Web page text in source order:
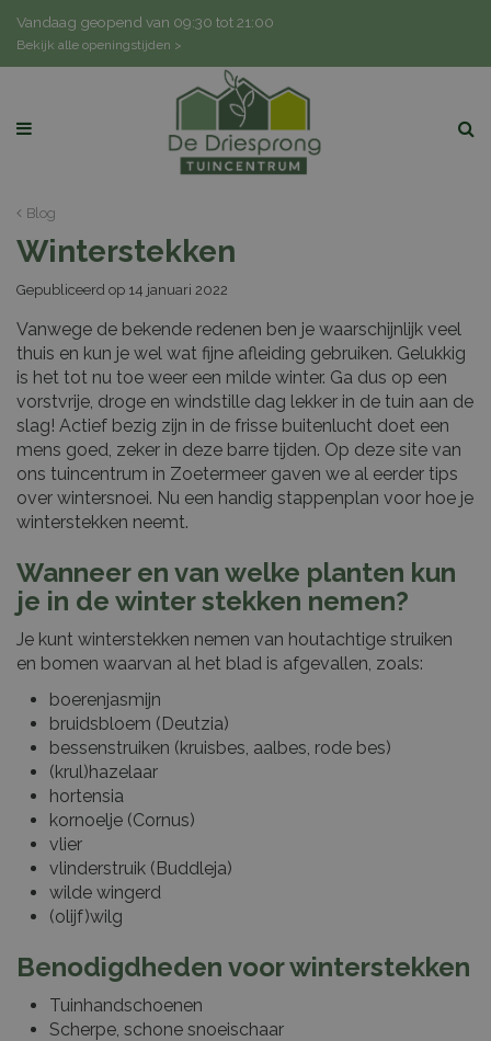
Blog
Vandaag geopend van 09:30 tot21:00
Bekijk alle openingstijden >
Winterstekken
Gepubliceerd op 14 januari 2022
Vanwege de bekende redenen ben je waarschijnlijk veel
thuis en kun je wel wat fijne afleiding gebruiken. Gelukkig
is het tot nu toe weer een milde winter. Ga dus op een
vorstvrije, droge en windstille dag lekker in de tuin aan de
slag! Actief bezig zijn in de frisse buitenlucht doet een
mens goed, zeker in deze barre tijden. Op deze site van
ons tuincentrum in Zoetermeer gaven we al eerder tips
over wintersnoei. Nu een handig stappenplan voor hoe je
winterstekken neemt.
Wanneer en van welke planten kun
je in de winter stekken nemen?
Je kunt winterstekken nemen van houtachtige struiken
en bomen waarvan al het blad is afgevallen, zoals:
boerenjasmijn
bruidsbloem (Deutzia)
bessenstruiken (kruisbes, aalbes, rode bes)
(krul)hazelaar
hortensia
kornoelje (Cornus)
vlier
vlinderstruik (Buddleja)
wilde wingerd
(olijf)wilg
Benodigdheden voor winterstekken
Tuinhandschoenen
Scherpe, schone snoeischaar